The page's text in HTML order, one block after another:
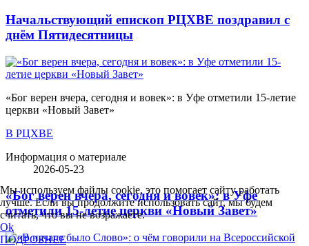
Начальствующий епископ РЦХВЕ поздравил с
днём Пятидесятницы
«Бог верен вчера, сегодня и вовек»: в Уфе отметили 15-летие
церкви «Новый Завет»
В РЦХВЕ
Информация о материале
2026-05-23
«Бог верен вчера, сегодня и вовек»: в Уфе
отметили 15-летие церкви «Новый Завет»
Мы используем файлы cookie, это помогает сайту работать
лучше. Если вы продолжите использовать сайт, мы будем
считать, что вы не возражаете.
Ok
ПОДРОБНЕЕ